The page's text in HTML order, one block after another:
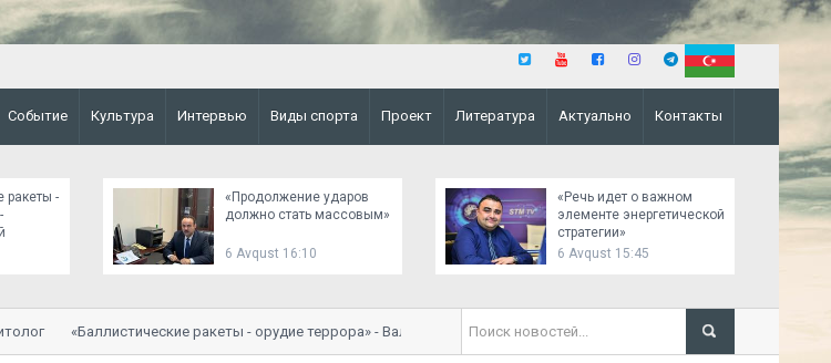
Событие Культура Интервью Виды спорта Проект Литература Актуально Контакты
ракеты -
«Продолжение ударов
должно стать массовым»
6 Avqust 16:10
«Речь идет о важном
элементе энергетической
стратегии»
6 Avqust 15:45
«Баллистические ракеты - орудие террора» - Валентин Хайдай
Гудрат Гасангулиев:
требование -новое